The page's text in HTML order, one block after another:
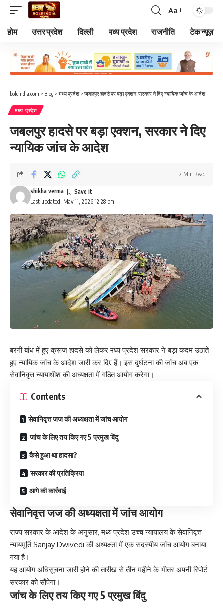
Font
Resizer
Aa
होम उत्तर प्रदेश दिल्ली मध्य प्रदेश राजनीति टेक न्यूज़
boleindia.com > Blog > मध्य प्रदेश> जबलपुर हादसे पर बड़ा एक्शन, सरकार ने दिए न्यायिक जांच के आदेश
मध्य प्रदेश
जबलपुर हादसे पर बड़ा एक्शन, सरकार ने दिए
न्यायिक जांच के आदेश
Last updated: May 11, 2026 12:28 pm
shikha verma
2 Min Read
बरगी बांध में हुए क्रूज हादसे को लेकर मध्य प्रदेश सरकार ने बड़ा कदम उठाते
हुए न्यायिक जांच के आदेश जारी कर दिए हैं। इस दुर्घटना की जांच अब एक
सेवानिवृत्त न्यायाधीश की अध्यक्षता में गठित आयोग करेगा।
Contents
सेवानिवृत्त जज की अध्यक्षता में जांच आयोग
जांच के लिए तय किए गए 5 प्रमुख बिंदु
कैसे हुआ था हादसा?
सरकार की प्रतिक्रिया
आगे की कार्रवाई
सेवानिवृत्त जज की अध्यक्षता में जांच आयोग
राज्य सरकार के आदेश के अनुसार, मध्य प्रदेश उच्च न्यायालय के सेवानिवृत्त
न्यायमूर्ति Sanjay Dwivedi की अध्यक्षता में एक सदस्यीय जांच आयोग बनाया
गया है।
यह आयोग अधिसूचना जारी होने की तारीख से तीन महीने के भीतर अपनी रिपोर्ट
सरकार को सौंपेगा।
जांच के लिए तय किए गए 5 प्रमुख बिंदु